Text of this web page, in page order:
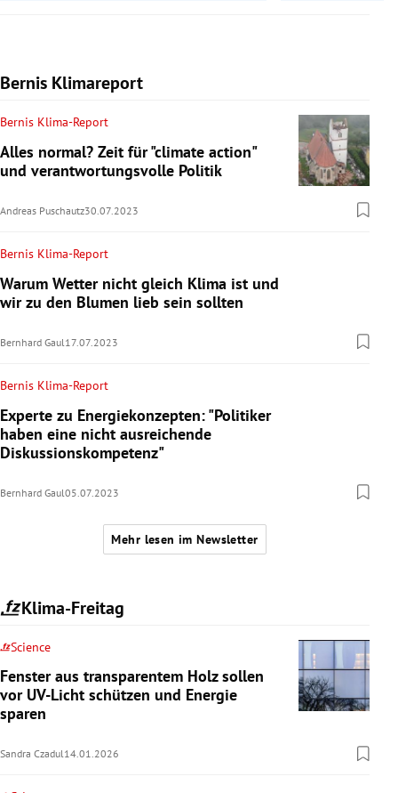
Bernis Klimareport
Bernis Klima-Report
Alles normal? Zeit für "climate action"
und verantwortungsvolle Politik
Andreas Puschautz30.07.2023
Bernis Klima-Report
Warum Wetter nicht gleich Klima ist und
wir zu den Blumen lieb sein sollten
Bernhard Gaul 17.07.2023
Bernis Klima-Report
Experte zu Energiekonzepten: "Politiker
haben eine nicht ausreichende
Diskussionskompetenz"
Bernhard Gaul05.07.2023
Mehr lesen im Newsletter
Klima-Freitag
Science
Fenster aus transparentem Holz sollen
vor UV-Licht schützen und Energie
sparen
Sandra Czadul14.01.2026